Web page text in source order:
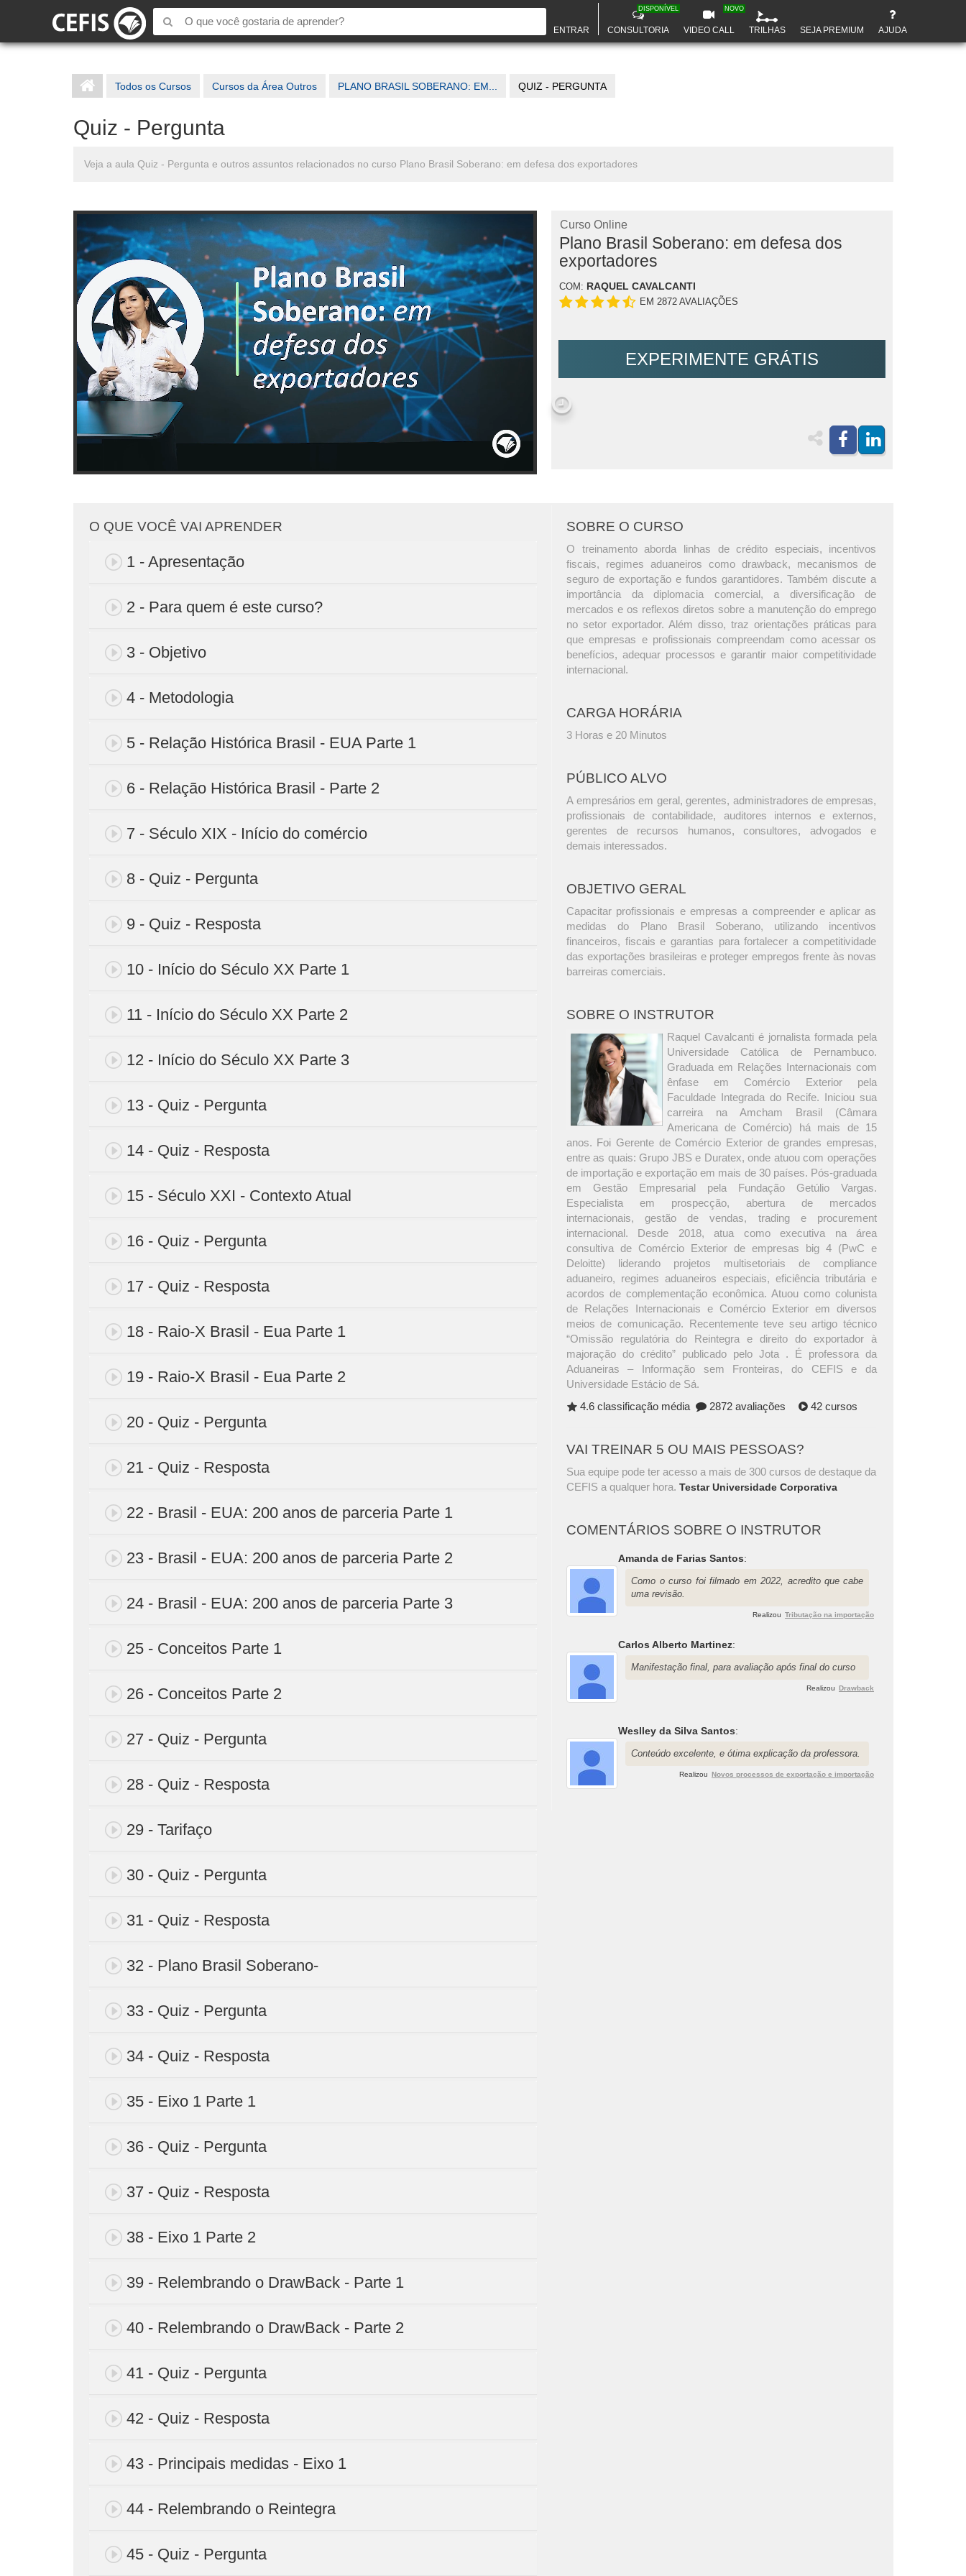
ENTRAR CONSULTORIA
DISPONÍVEL
VIDEO CALL
NOVO
TRILHAS SEJA PREMIUM AJUDA
Todos os Cursos Cursos da Área Outros PLANO BRASIL SOBERANO: EM... QUIZ - PERGUNTA
Quiz - Pergunta
Veja a aula Quiz - Pergunta e outros assuntos relacionados no curso Plano Brasil Soberano: em defesa dos exportadores
Curso Online
Plano Brasil Soberano: em defesa dos
exportadores
COM: RAQUEL CAVALCANTI
EM 2872 AVALIAÇÕES
EXPERIMENTE GRÁTIS
O QUE VOCÊ VAI APRENDER
1 - Apresentação
2 - Para quem é este curso?
3 - Objetivo
4 - Metodologia
5 - Relação Histórica Brasil - EUA Parte 1
6 - Relação Histórica Brasil - Parte 2
7 - Século XIX - Início do comércio
8 - Quiz - Pergunta
9 - Quiz - Resposta
10 - Início do Século XX Parte 1
11 - Início do Século XX Parte 2
12 - Início do Século XX Parte 3
13 - Quiz - Pergunta
14 - Quiz - Resposta
15 - Século XXI - Contexto Atual
16 - Quiz - Pergunta
17 - Quiz - Resposta
18 - Raio-X Brasil - Eua Parte 1
19 - Raio-X Brasil - Eua Parte 2
20 - Quiz - Pergunta
21 - Quiz - Resposta
22 - Brasil - EUA: 200 anos de parceria Parte 1
23 - Brasil - EUA: 200 anos de parceria Parte 2
24 - Brasil - EUA: 200 anos de parceria Parte 3
25 - Conceitos Parte 1
26 - Conceitos Parte 2
27 - Quiz - Pergunta
28 - Quiz - Resposta
29 - Tarifaço
30 - Quiz - Pergunta
31 - Quiz - Resposta
32 - Plano Brasil Soberano-
33 - Quiz - Pergunta
34 - Quiz - Resposta
35 - Eixo 1 Parte 1
36 - Quiz - Pergunta
37 - Quiz - Resposta
38 - Eixo 1 Parte 2
39 - Relembrando o DrawBack - Parte 1
40 - Relembrando o DrawBack - Parte 2
41 - Quiz - Pergunta
42 - Quiz - Resposta
43 - Principais medidas - Eixo 1
44 - Relembrando o Reintegra
45 - Quiz - Pergunta
SOBRE O CURSO
O treinamento aborda linhas de crédito especiais, incentivos
fiscais, regimes aduaneiros como drawback, mecanismos de
seguro de exportação e fundos garantidores. Também discute a
importância da diplomacia comercial, a diversificação de
mercados e os reflexos diretos sobre a manutenção do emprego
no setor exportador. Além disso, traz orientações práticas para
que empresas e profissionais compreendam como acessar os
benefícios, adequar processos e garantir maior competitividade
internacional.
CARGA HORÁRIA
3 Horas e 20 Minutos
PÚBLICO ALVO
A empresários em geral, gerentes, administradores de empresas,
profissionais de contabilidade, auditores internos e externos,
gerentes de recursos humanos, consultores, advogados e
demais interessados.
OBJETIVO GERAL
Capacitar profissionais e empresas a compreender e aplicar as
medidas do Plano Brasil Soberano, utilizando incentivos
financeiros, fiscais e garantias para fortalecer a competitividade
das exportações brasileiras e proteger empregos frente às novas
barreiras comerciais.
SOBRE O INSTRUTOR
Raquel Cavalcanti é jornalista formada pela
Universidade Católica de Pernambuco.
Graduada em Relações Internacionais com
ênfase em Comércio Exterior pela
Faculdade Integrada do Recife. Iniciou sua
carreira na Amcham Brasil (Câmara
Americana de Comércio) há mais de 15
anos. Foi Gerente de Comércio Exterior de grandes empresas,
entre as quais: Grupo JBS e Duratex, onde atuou com operações
de importação e exportação em mais de 30 países. Pós-graduada
em Gestão Empresarial pela Fundação Getúlio Vargas.
Especialista em prospecção, abertura de mercados
internacionais, gestão de vendas, trading e procurement
internacional. Desde 2018, atua como executiva na área
consultiva de Comércio Exterior de empresas big 4 (PwC e
Deloitte) liderando projetos multisetoriais de compliance
aduaneiro, regimes aduaneiros especiais, eficiência tributária e
acordos de complementação econômica. Atuou como colunista
de Relações Internacionais e Comércio Exterior em diversos
meios de comunicação. Recentemente teve seu artigo técnico
“Omissão regulatória do Reintegra e direito do exportador à
majoração do crédito” publicado pelo Jota . É professora da
Aduaneiras – Informação sem Fronteiras, do CEFIS e da
Universidade Estácio de Sá.
4.6 classificação média
2872 avaliações 42 cursos
VAI TREINAR 5 OU MAIS PESSOAS?
Sua equipe pode ter acesso a mais de 300 cursos de destaque da
CEFIS a qualquer hora.Testar Universidade Corporativa
COMENTÁRIOS SOBRE O INSTRUTOR
Amanda de Farias Santos:
Como o curso foi filmado em 2022, acredito que cabe
uma revisão.
Realizou Tributação na importação
Carlos Alberto Martinez:
Manifestação final, para avaliação após final do curso
Realizou Drawback
Weslley da Silva Santos:
Conteúdo excelente, e ótima explicação da professora.
Realizou Novos processos de exportação e importação